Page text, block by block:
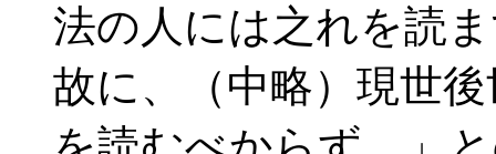
法の人には之れを読
故に、（中略）現世